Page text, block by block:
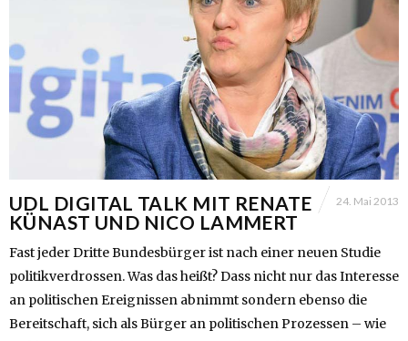
UDL DIGITAL TALK MIT RENATE
KÜNAST UND NICO LAMMERT
24. Mai 2013
Fast jeder Dritte Bundesbürger ist nach einer neuen Studie
politikverdrossen. Was das heißt? Dass nicht nur das Interesse
an politischen Ereignissen abnimmt sondern ebenso die
Bereitschaft, sich als Bürger an politischen Prozessen – wie